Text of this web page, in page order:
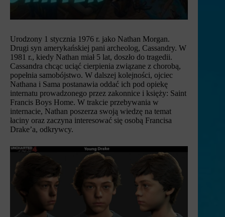
Urodzony 1 stycznia 1976 r. jako Nathan Morgan.
Drugi syn amerykańskiej pani archeolog, Cassandry. W
1981 r., kiedy Nathan miał 5 lat, doszło do tragedii.
Cassandra chcąc uciąć cierpienia związane z chorobą,
popełnia samobójstwo. W dalszej kolejności, ojciec
Nathana i Sama postanawia oddać ich pod opiekę
internatu prowadzonego przez zakonnice i księży: Saint
Francis Boys Home. W trakcie przebywania w
internacie, Nathan poszerza swoją wiedzę na temat
łaciny oraz zaczyna interesować się osobą Francisa
Drake’a, odkrywcy.